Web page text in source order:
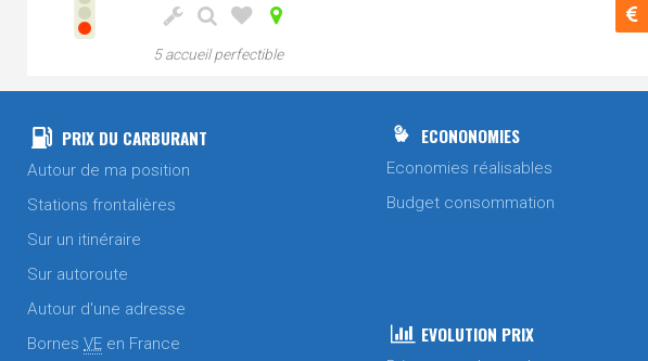
5 accueil perfectible
PRIX DU CARBURANT
Autour de ma position
Stations frontalières
Sur un itinéraire
Sur autoroute
Autour d'une adresse
Bornes VE en France
ECONONOMIES
Economies réalisables
Budget consommation
EVOLUTION PRIX